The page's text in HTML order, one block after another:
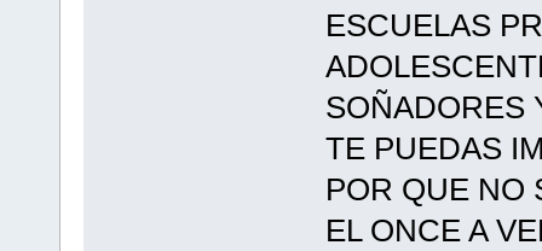
ESCUELAS
SOÑADORES
TE PUEDAS
POR QUE NO
EL ONCE A